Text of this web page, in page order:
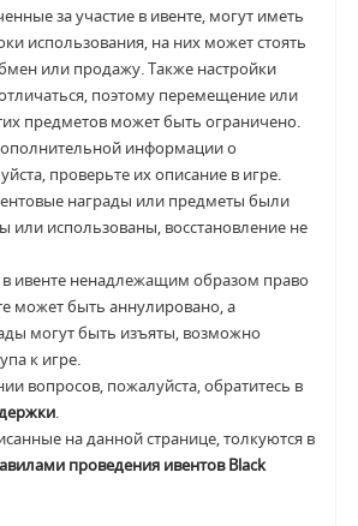
за участие в ивенте, могут иметь
использования, на них может стоять
или продажу. Также настройки
поэтому перемещение или
предметов может быть ограничено.
информации о
проверьте их описание в игре.
награды или предметы были
или использованы, восстановление не
в ивенте ненадлежащим образом право
может быть аннулировано, а
могут быть изъяты, возможно
к игре.
вопросов, пожалуйста, обратитесь в
.
на данной странице, толкуются в
проведения ивентов Black